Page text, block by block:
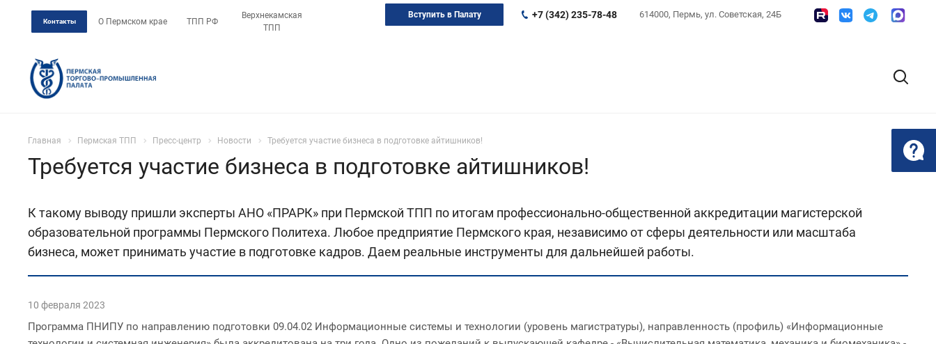
Контакты О Пермском крае ТПП РФ
Верхнекамская
ТПП
614000, Пермь, ул. Советская, 24Б
+7 (342) 235-78-48
Вступить в Палату
Главная Пермская ТПП Пресс-центр Новости Требуется участие бизнеса в подготовке айтишников!
Требуется участие бизнеса в подготовке айтишников!
К такому выводу пришли эксперты АНО «ПРАРК» при Пермской ТПП по итогам профессионально-общественной аккредитации магистерской
образовательной программы Пермского Политеха. Любое предприятие Пермского края, независимо от сферы деятельности или масштаба
бизнеса, может принимать участие в подготовке кадров. Даем реальные инструменты для дальнейшей работы.
10 февраля 2023
Программа ПНИПУ по направлению подготовки 09.04.02 Информационные системы и технологии (уровень магистратуры), направленность (профиль) «Информационные